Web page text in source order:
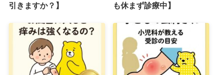
引きますか？】
も休まず診療中】